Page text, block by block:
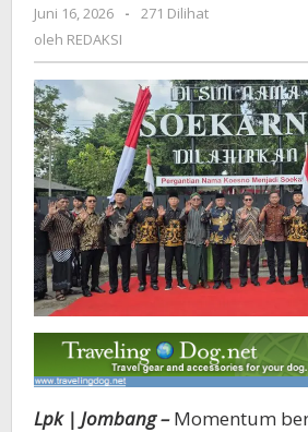
Kembali
Jati
Diri
Bangsa
Juni 16, 2026
oleh
-
271 Dilihat
oleh REDAKSI
Lpk | Jombang – Momentum